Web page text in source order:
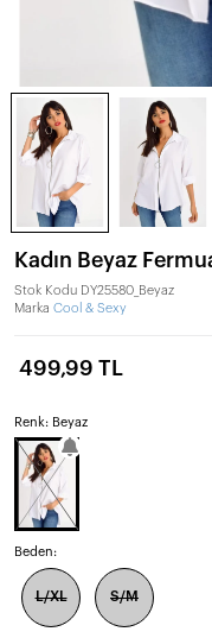
Kadın Beyaz
Stok Kodu DY25580_Beyaz
Marka Cool & Sexy
499,99 TL
Renk: Beyaz
Beden:
L/XL S/M